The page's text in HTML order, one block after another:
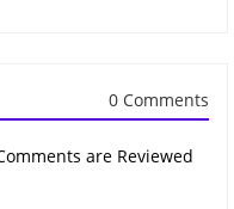
0 Comments
are Reviewed